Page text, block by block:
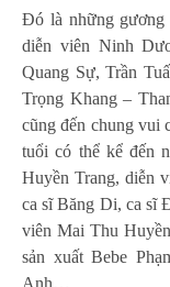
Đó là những gương
diễn viên Ninh
Quang Sự, Trần
Trọng Khang –
cũng đến chung vui
tuổi có thể kể đến
Huyền Trang, diễn
ca sĩ Băng Di, ca sĩ
viên Mai Thu
sản xuất Bebe
Anh…